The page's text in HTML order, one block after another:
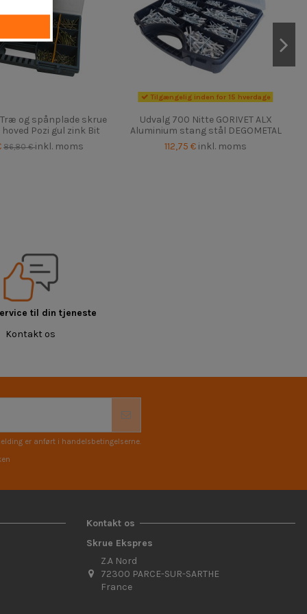
Træ og spånplade skrue
Pozi gul zink Bit
86,80 €inkl. moms
Tilgængelig inden for 15 hverdage
Udvalg 700 Nitte GORIVET ALX
Aluminium stang stål DEGOMETAL
112,75 € inkl. moms
til din tjeneste
Kontakt os
er anført i handelsbetingelserne.
Kontakt os
Skrue Ekspres
Z.A Nord
72300 PARCE-SUR-SARTHE
France